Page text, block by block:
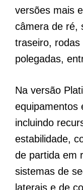
versões mais
câmera de ré,
traseiro, rodas
polegadas,
Na versão
equipamentos
incluindo
estabilidade,
de partida em
sistemas de
laterais e de